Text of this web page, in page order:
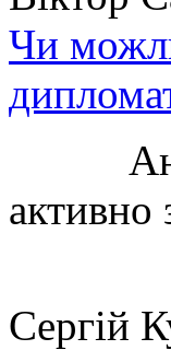
Чи
активно
Сергій